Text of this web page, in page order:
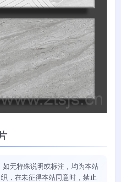
无特殊说明或标注，均为本站
，在未征得本站同意时，禁止